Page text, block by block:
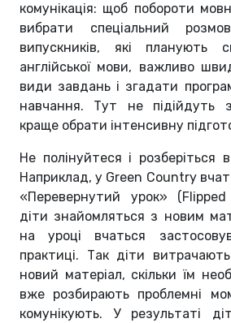
комунікація: щоб побороти
вибрати спеціальний
випускників, які
англійської мови, важливо
види завдань і згадати
навчання. Тут не підійдуть
краще обрати інтенсивну
Не полінуйтеся і розберіться
Наприклад, у Green Country
«Перевернутий урок»
діти знайомляться з новим
на уроці вчаться
практиці. Так діти
новий матеріал, скільки їм
вже розбирають проблемні
комунікують. У результаті